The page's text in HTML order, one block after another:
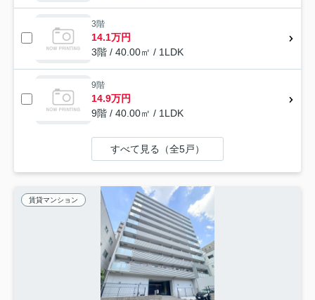
3階
14.1万円
3階 / 40.00㎡ / 1LDK
9階
14.9万円
9階 / 40.00㎡ / 1LDK
すべて見る（全5戸）
賃貸マンション